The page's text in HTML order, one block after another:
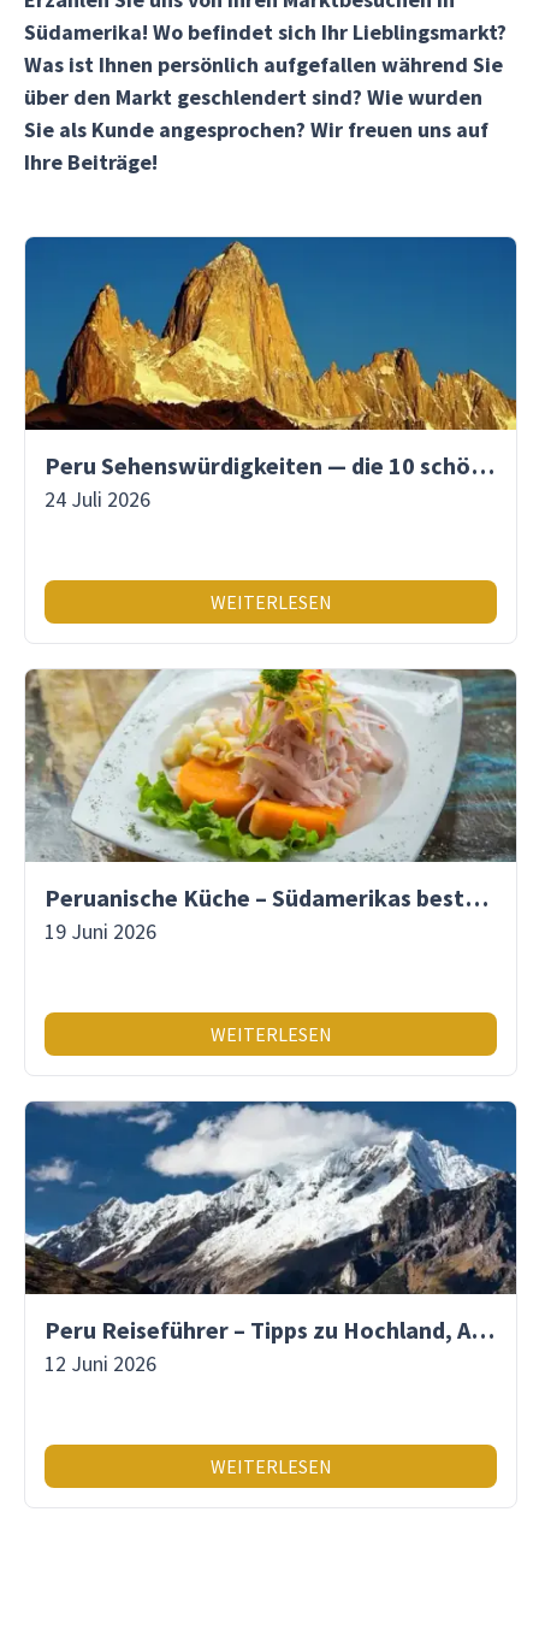
Südamerika! Wo befindet sich Ihr Lieblingsmarkt?
Was ist Ihnen persönlich aufgefallen während Sie
über den Markt geschlendert sind? Wie wurden
Sie als Kunde angesprochen? Wir freuen uns auf
Ihre Beiträge!
Peru Sehenswürdigkeiten — die 10 schönsten Orte
24 Juli 2026
WEITERLESEN
Peruanische Küche – Südamerikas beste Gastronomie
19 Juni 2026
WEITERLESEN
Peru Reiseführer – Tipps zu Hochland, Amazonas & Inka-Erbe
12 Juni 2026
WEITERLESEN